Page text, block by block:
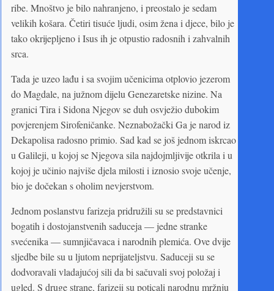
ribe. Mnoštvo je bilo nahranjeno, i preostalo je sedam
velikih košara. Četiri tisuće ljudi, osim žena i djece, bilo je
tako okrijepljeno i Isus ih je otpustio radosnih i zahvalnih
srca.
Tada je uzeo lađu i sa svojim učenicima otplovio jezerom
do Magdale, na južnom dijelu Genezaretske nizine. Na
granici Tira i Sidona Njegov se duh osvježio dubokim
povjerenjem Sirofeničanke. Neznabožački Ga je narod iz
Dekapolisa radosno primio. Sad kad se još jednom iskrcao
u Galileji, u kojoj se Njegova sila najdojmljivije otkrila i u
kojoj je učinio najviše djela milosti i iznosio svoje učenje,
bio je dočekan s oholim nevjerstvom.
Jednom poslanstvu farizeja pridružili su se predstavnici
bogatih i dostojanstvenih saduceja — jedne stranke
svećenika — sumnjičavaca i narodnih plemića. Ove dvije
sljedbe bile su u ljutom neprijateljstvu. Saduceji su se
dodvoravali vladajućoj sili da bi sačuvali svoj položaj i
ugled. S druge strane, farizeji su poticali narodnu mržnju